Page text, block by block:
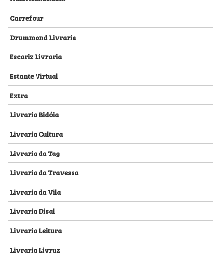
Carrefour
Drummond Livraria
Escariz Livraria
Estante Virtual
Extra
Livraria Bidóia
Livraria Cultura
Livraria da Tag
Livraria da Travessa
Livraria da Vila
Livraria Disal
Livraria Leitura
Livraria Livruz